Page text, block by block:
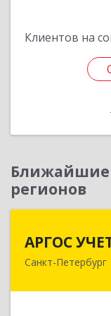
Клиентов на
Ближайшие
регионов
АРГОС
Санкт-Петербург
196191,